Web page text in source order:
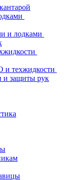
и лодками
и техжидкости
и защиты рук